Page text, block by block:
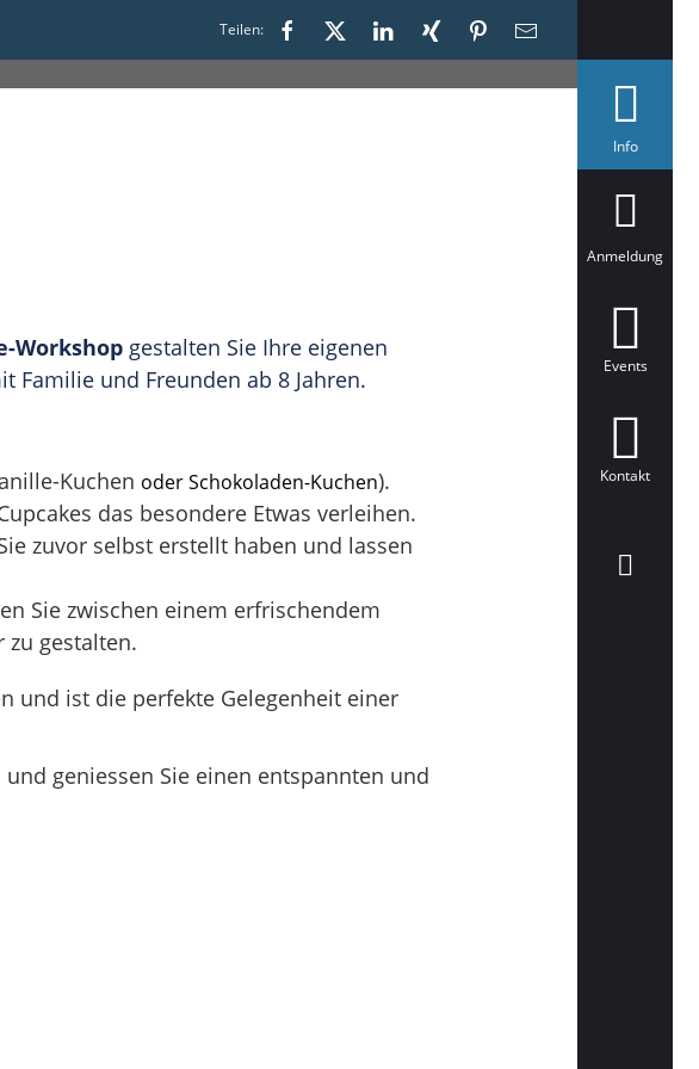
Teilen:
Infoa
ä
t
Anmeldung
Events
Kontakt
Workshop gestalten Sie Ihre eigenen
Familie und Freunden ab 8 Jahren.
Kuchen oder Schokoladen-Kuchen).
das besondere Etwas verleihen.
zuvor selbst erstellt haben und lassen
Sie zwischen einem erfrischendem
zu gestalten.
und ist die perfekte Gelegenheit einer
geniessen Sie einen entspannten und